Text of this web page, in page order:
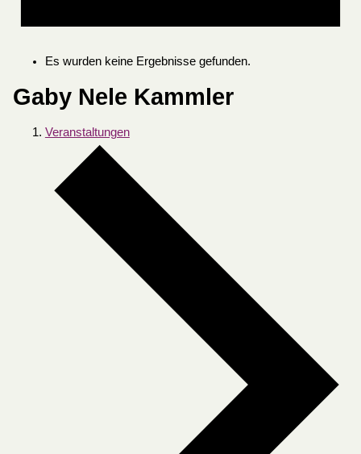
Es wurden keine Ergebnisse gefunden.
Gaby Nele Kammler
Veranstaltungen